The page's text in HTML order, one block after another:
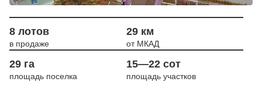
8 лотов
в продаже
29 км
от МКАД
29 га
площадь поселка
15—22 сот
площадь участков